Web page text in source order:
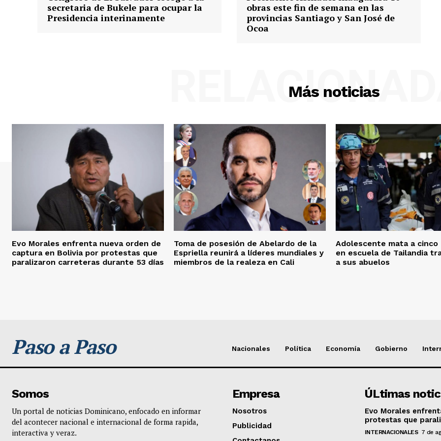
secretaria de Bukele para ocupar la
Presidencia interinamente
obras este fin de semana en las
provincias Santiago y San José de
Ocoa
Más noticias
Evo Morales enfrenta nueva orden de
captura en Bolivia por protestas que
paralizaron carreteras durante 53 días
Toma de posesión de Abelardo de la
Espriella reunirá a líderes mundiales y
miembros de la realeza en Cali
Adolescente mata a cinco
en escuela de Tailandia
a sus abuelos
Paso a Paso Nacionales Política Economía Gobierno
Somos
Un portal de noticias Dominicano, enfocado en informar
del acontecer nacional e internacional de forma rapida,
interactiva y veraz.
Empresa
Nosotros
Publicidad
ÚLtimas
Evo Morales
protestas que
INTERNACIONALES 7 de